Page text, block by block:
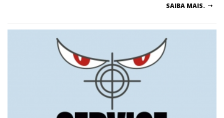
SAIBA MAIS.